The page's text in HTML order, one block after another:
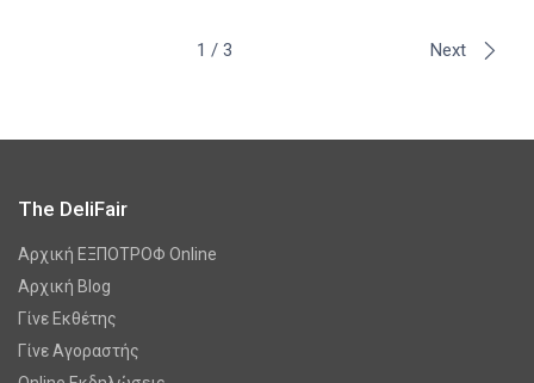
1 / 3 Next
The DeliFair
Αρχική ΕΞΠΟΤΡΟΦ Online
Αρχική Blog
Γίνε Εκθέτης
Γίνε Αγοραστής